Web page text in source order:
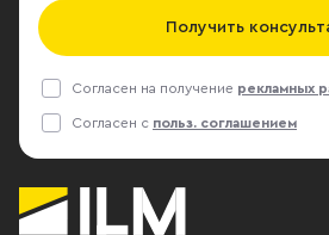
Получить
Согласен на получение рекламных
Согласен с польз. соглашением